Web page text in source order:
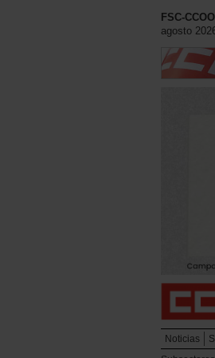
FSC-
agosto
Noticias